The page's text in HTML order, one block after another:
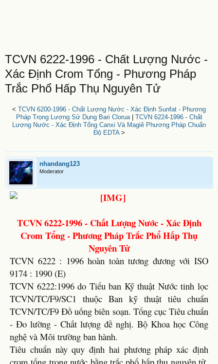
TCVN 6222-1996 - Chất Lượng Nước -
Xác Định Crom Tổng - Phương Pháp
Trắc Phổ Hấp Thụ Nguyên Tử
< TCVN 6200-1996 - Chất Lượng Nước - Xác Định Sunfat - Phương
Pháp Trọng Lượng Sử Dụng Bari Clorua| TCVN 6224-1996 - Chất
Lượng Nước - Xác Định Tổng Canxi Và Magiê Phương Pháp Chuẩn
Độ EDTA>
nhandang123
Moderator
TCVN 6222-1996 - Chất Lượng Nước - Xác Định
Crom Tổng - Phương Pháp Trắc Phổ Hấp Thụ
Nguyên Tử
TCVN 6222 : 1996 hoàn toàn tương đương với ISO
9174 : 1990 (E)
TCVN 6222:1996 do Tiểu ban Kỹ thuật Nước tinh lọc
TCVN/TC/F9/SC1 thuộc Ban kỹ thuật tiêu chuẩn
TCVN/TC/F9 Đồ uống biên soạn. Tổng cục Tiêu chuẩn
- Đo lường - Chất lượng đề nghị. Bộ Khoa học Công
nghệ và Môi trường ban hành.
Tiêu chuẩn này quy định hai phương pháp xác định